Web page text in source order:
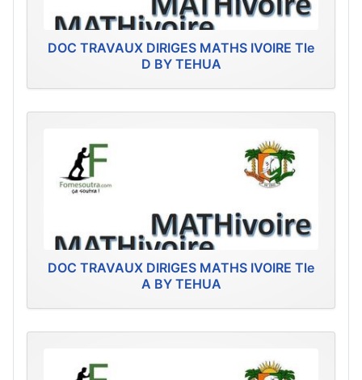
DOC TRAVAUX DIRIGES MATHS IVOIRE Tle
D BY TEHUA
DOC TRAVAUX DIRIGES MATHS IVOIRE Tle
A BY TEHUA